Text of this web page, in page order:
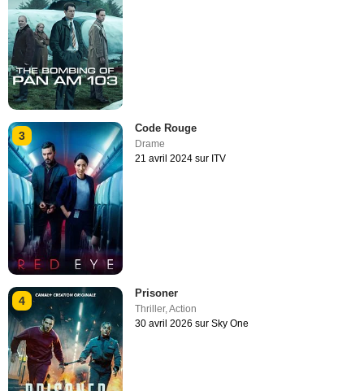
3
Code Rouge
Drame
21 avril 2024 sur ITV
4
Prisoner
Thriller,Action
30 avril 2026 sur Sky One